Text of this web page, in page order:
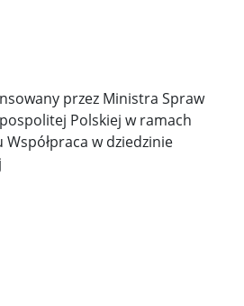
przez Ministra Spraw
Polskiej w ramach
w dziedzinie